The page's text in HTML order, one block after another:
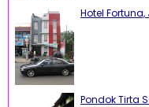
Hotel
Pondok Tirta